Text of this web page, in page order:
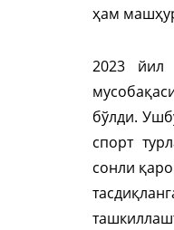
ҳам
2023 йил
бўлди.
спорт
сонли